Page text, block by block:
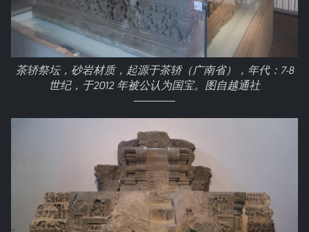
茶轿祭坛，砂岩材质，起源于茶轿（广南省），年代：7-8
世纪，于2012 年被公认为国宝。图自越通社